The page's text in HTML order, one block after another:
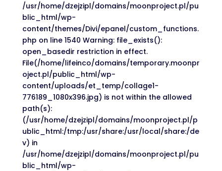
/usr/home/dzejzipl/domains/moonproject.pl/pu
blic_html/wp-
content/themes/Divi/epanel/custom_functions.
php on line 1540 Warning: file_exists():
open_basedir restriction in effect.
File(/home/lifeinco/domains/temporary.moonpr
oject.pl/public_html/wp-
content/uploads/et_temp/collage1-
776189_1080x396.jpg) is not within the allowed
path(s):
(/usr/home/dzejzipl/domains/moonproject.pl/p
ublic_html:/tmp:/usr/share:/usr/local/share:/de
v) in
/usr/home/dzejzipl/domains/moonproject.pl/pu
blic_html/wp-